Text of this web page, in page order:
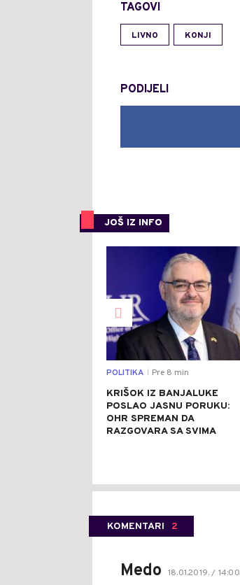
TAGOVI
LIVNO KONJI
PODIJELI
JOŠ IZ INFO
POLITIKA Pre 8 min
KRIŠOK IZ BANJALUKE
POSLAO JASNU PORUKU:
OHR SPREMAN DA
RAZGOVARA SA SVIMA
KOMENTARI 2
Medo 18.01.2019. / 14:00